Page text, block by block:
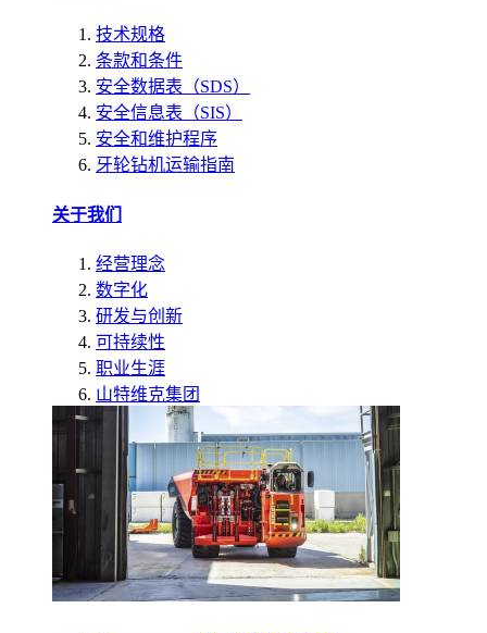
技术规格
条款和条件
安全数据表（SDS）
安全信息表（SIS）
安全和维护程序
牙轮钻机运输指南
关于我们
经营理念
数字化
研发与创新
可持续性
职业生涯
山特维克集团